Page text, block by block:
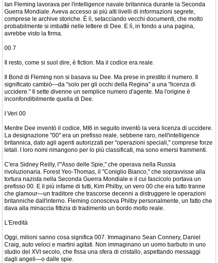
Ian Fleming lavorava per l'intelligence navale britannica durante la Seconda
Guerra Mondiale. Aveva accesso ai più alti livelli di informazioni segrete,
comprese le archive storiche. È lì, setacciando vecchi documenti, che molto
probabilmente si imbatté nelle lettere di Dee. E lì, in fondo a una pagina,
avrebbe visto la firma.
00 7
Il resto, come si suol dire, è fiction. Ma il codice era reale.
Il Bond di Fleming non si basava su Dee. Ma prese in prestito il numero. Il
significato cambiò—da "solo per gli occhi della Regina" a una "licenza di
uccidere." Il sette divenne un semplice numero d'agente. Ma l'origine è
inconfondibilmente quella di Dee.
I Veri 00
Mentre Dee inventò il codice, MI6 in seguito inventò la vera licenza di uccidere.
La designazione "00" era un prefisso reale, sebbene raro, nell'intelligence
britannica, dato agli agenti autorizzati per "operazioni speciali," comprese forze
letali. I loro nomi rimangono per lo più classificati, ma sono emersi frammenti.
C'era Sidney Reilly, l'"Asso delle Spie," che operava nella Russia
rivoluzionaria. Forest Yeo-Thomas, il "Coniglio Bianco," che sopravvisse alla
tortura nazista nella Seconda Guerra Mondiale e il cui fascicolo portava un
prefisso 00. E il più infame di tutti, Kim Philby, un vero 00 che era tutto tranne
che glamour—un traditore che trascorse decenni a distruggere le operazioni
britanniche dall'interno. Fleming conosceva Philby personalmente, un fatto che
dava alla minaccia fittizia di tradimento un bordo molto reale.
L'Eredità
Oggi, milioni sanno cosa significa 007. Immaginano Sean Connery, Daniel
Craig, auto veloci e martini agitati. Non immaginano un uomo barbuto in uno
studio del XVI secolo, che fissa una sfera di cristallo, aspettando messaggi
dagli angeli—o dalle spie.